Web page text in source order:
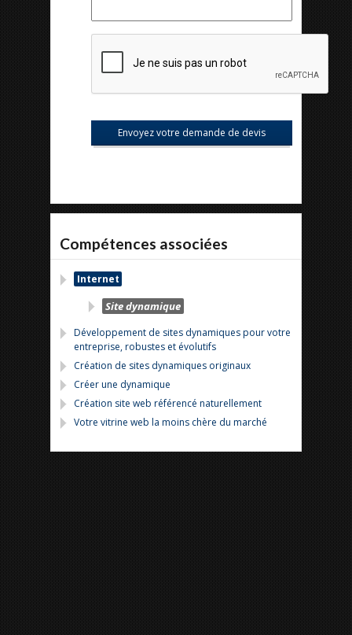
Compétences associées
Internet
Site dynamique
Développement de sites dynamiques pour votre
entreprise, robustes et évolutifs
Création de sites dynamiques originaux
Créer une dynamique
Création site web référencé naturellement
Votre vitrine web la moins chère du marché